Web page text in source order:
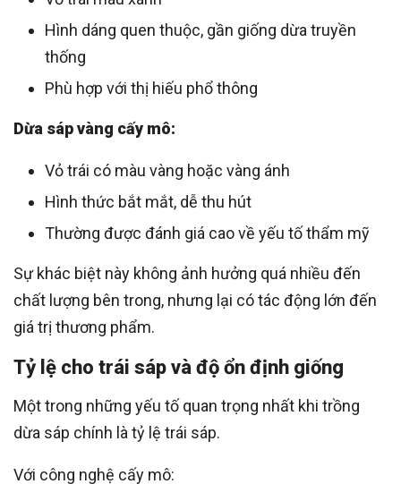
Hình dáng quen thuộc, gần giống dừa truyền
thống
Phù hợp với thị hiếu phổ thông
Dừa sáp vàng cấy mô:
Vỏ trái có màu vàng hoặc vàng ánh
Hình thức bắt mắt, dễ thu hút
Thường được đánh giá cao về yếu tố thẩm mỹ
Sự khác biệt này không ảnh hưởng quá nhiều đến
chất lượng bên trong, nhưng lại có tác động lớn đến
giá trị thương phẩm.
Tỷ lệ cho trái sáp và độ ổn định giống
Một trong những yếu tố quan trọng nhất khi trồng
dừa sáp chính là tỷ lệ trái sáp.
Với công nghệ cấy mô: